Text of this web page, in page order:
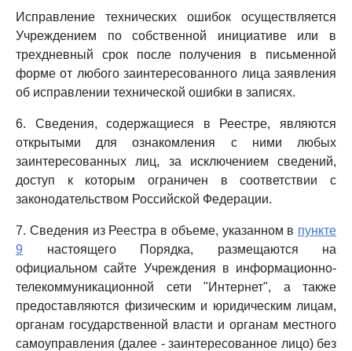
Исправление технических ошибок осуществляется
Учреждением по собственной инициативе или в
трехдневный срок после получения в письменной
форме от любого заинтересованного лица заявления
об исправлении технической ошибки в записях.
6. Сведения, содержащиеся в Реестре, являются
открытыми для ознакомления с ними любых
заинтересованных лиц, за исключением сведений,
доступ к которым ограничен в соответствии с
законодательством Российской Федерации.
7. Сведения из Реестра в объеме, указанном в пункте
9 настоящего Порядка, размещаются на
официальном сайте Учреждения в информационно-
телекоммуникационной сети "Интернет", а также
предоставляются физическим и юридическим лицам,
органам государственной власти и органам местного
самоуправления (далее - заинтересованное лицо) без